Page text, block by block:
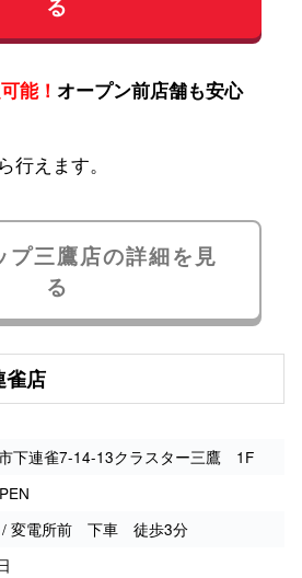
能！ オープン前店舗も安心
行えます。
プ三鷹店の詳細を見
る
雀店
下連雀7-14-13クラスター三鷹 1F
/ 変電所前 下車 徒歩3分